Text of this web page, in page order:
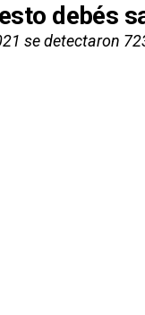
debés
se detectaron